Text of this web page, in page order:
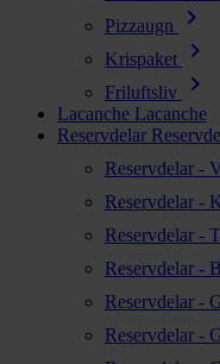
Pizzaugn chevron_right
Krispaket chevron_right
Friluftsliv chevron_right
Lacanche Lacanche
Reservdelar
Reservdelar -
Reservdelar -
Reservdelar -
Reservdelar -
Reservdelar -
Reservdelar -